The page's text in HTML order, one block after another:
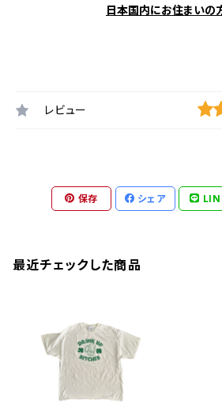
日本国内にお住まいの
レビュー
保存 シェア
最近チェックした商品